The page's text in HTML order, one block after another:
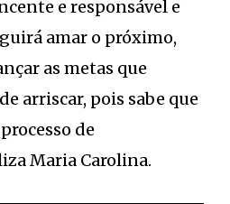
e responsável e
amar o próximo,
as metas que
arriscar, pois sabe que
de
Maria Carolina.